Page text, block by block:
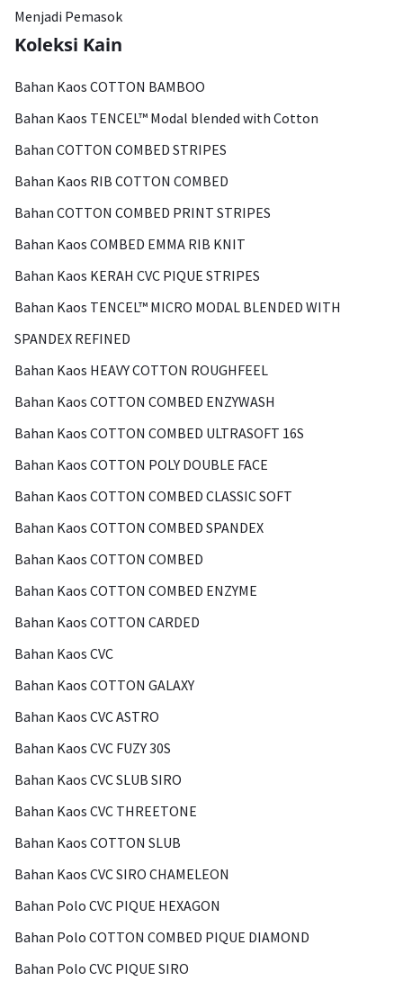
Menjadi Pemasok
Koleksi Kain
Bahan Kaos COTTON BAMBOO
Bahan Kaos TENCEL™ Modal blended with Cotton
Bahan COTTON COMBED STRIPES
Bahan Kaos RIB COTTON COMBED
Bahan COTTON COMBED PRINT STRIPES
Bahan Kaos COMBED EMMA RIB KNIT
Bahan Kaos KERAH CVC PIQUE STRIPES
Bahan Kaos TENCEL™ MICRO MODAL BLENDED WITH
SPANDEX REFINED
Bahan Kaos HEAVY COTTON ROUGHFEEL
Bahan Kaos COTTON COMBED ENZYWASH
Bahan Kaos COTTON COMBED ULTRASOFT 16S
Bahan Kaos COTTON POLY DOUBLE FACE
Bahan Kaos COTTON COMBED CLASSIC SOFT
Bahan Kaos COTTON COMBED SPANDEX
Bahan Kaos COTTON COMBED
Bahan Kaos COTTON COMBED ENZYME
Bahan Kaos COTTON CARDED
Bahan Kaos CVC
Bahan Kaos COTTON GALAXY
Bahan Kaos CVC ASTRO
Bahan Kaos CVC FUZY 30S
Bahan Kaos CVC SLUB SIRO
Bahan Kaos CVC THREETONE
Bahan Kaos COTTON SLUB
Bahan Kaos CVC SIRO CHAMELEON
Bahan Polo CVC PIQUE HEXAGON
Bahan Polo COTTON COMBED PIQUE DIAMOND
Bahan Polo CVC PIQUE SIRO